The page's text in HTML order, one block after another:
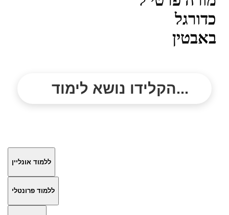
כדורגל
באבטין
הקלידו נושא לימוד...
ללמוד אונליין
ללמוד פרונטלי